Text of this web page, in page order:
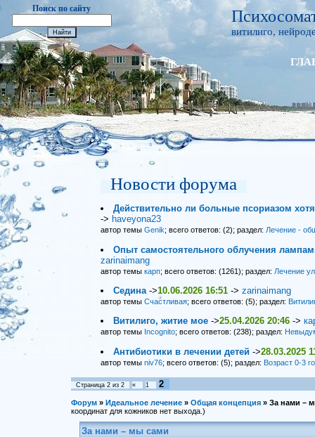
Поиск по сайту
витилиго,
Новости форума
Действительно ли больные псориазом
-> haveyona23
автор темы Genik; всего ответов: (2); раздел: Лечение -
Опыт самостоятельного облучения
zarinaimang
автор темы карп; всего ответов: (1261); раздел: Лечение
Седина ->10.06.2026 16:51 ->zarinaimang
автор темы Счастливая; всего ответов: (5); раздел:
Витилиго, житие мое ->25.04.2026 20:46 ->
автор темы Incognito; всего ответов: (238); раздел:
Антибиотики в лечении детей ->28.03.2025
автор темы niv76; всего ответов: (5); раздел: Возраст 0-3
Страница 2 из 2 « 1 2
Форум » Идеальное лечение » Общая концепция » За нами –
координат для кожников нет выхода.)
За нами – мы сами